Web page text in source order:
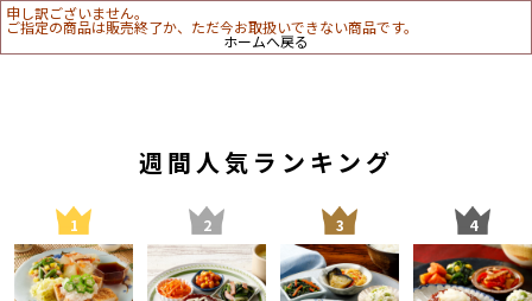
申し訳ございません。
ご指定の商品は販売終了か、ただ今お取扱いできない商品です。
ホームへ戻る
週間人気ランキング
1 2 3 4